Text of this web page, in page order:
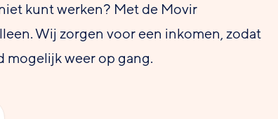
kunt werken? Met de Movir
Wij zorgen voor een inkomen, zodat
mogelijk weer op gang.